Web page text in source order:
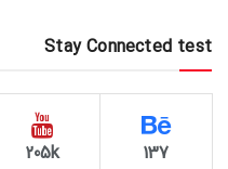
Stay Connected test
137
205k